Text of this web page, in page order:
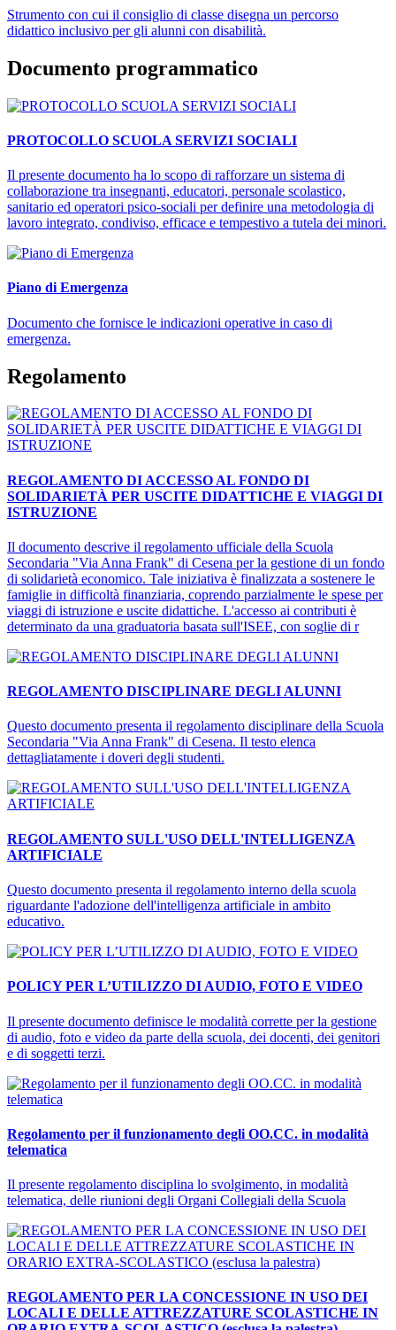
Strumento con cui il consiglio di classe disegna un percorso
didattico inclusivo per gli alunni con disabilità.
Documento programmatico
PROTOCOLLO SCUOLA SERVIZI SOCIALI
Il presente documento ha lo scopo di rafforzare un sistema di
collaborazione tra insegnanti, educatori, personale scolastico,
sanitario ed operatori psico-sociali per definire una metodologia di
lavoro integrato, condiviso, efficace e tempestivo a tutela dei minori.
Piano di Emergenza
Documento che fornisce le indicazioni operative in caso di
emergenza.
Regolamento
REGOLAMENTO DI ACCESSO AL FONDO DI
SOLIDARIETÀ PER USCITE DIDATTICHE E VIAGGI DI
ISTRUZIONE
Il documento descrive il regolamento ufficiale della Scuola
Secondaria "Via Anna Frank" di Cesena per la gestione di un fondo
di solidarietà economico. Tale iniziativa è finalizzata a sostenere le
famiglie in difficoltà finanziaria, coprendo parzialmente le spese per
viaggi di istruzione e uscite didattiche. L'accesso ai contributi è
determinato da una graduatoria basata sull'ISEE, con soglie di r
REGOLAMENTO DISCIPLINARE DEGLI ALUNNI
Questo documento presenta il regolamento disciplinare della Scuola
Secondaria "Via Anna Frank" di Cesena. Il testo elenca
dettagliatamente i doveri degli studenti.
REGOLAMENTO SULL'USO DELL'INTELLIGENZA
ARTIFICIALE
Questo documento presenta il regolamento interno della scuola
riguardante l'adozione dell'intelligenza artificiale in ambito
educativo.
POLICY PER L’UTILIZZO DI AUDIO, FOTO E VIDEO
Il presente documento definisce le modalità corrette per la gestione
di audio, foto e video da parte della scuola, dei docenti, dei genitori
e di soggetti terzi.
Regolamento per il funzionamento degli OO.CC. in modalità
telematica
Il presente regolamento disciplina lo svolgimento, in modalità
telematica, delle riunioni degli Organi Collegiali della Scuola
REGOLAMENTO PER LA CONCESSIONE IN USO DEI
LOCALI E DELLE ATTREZZATURE SCOLASTICHE IN